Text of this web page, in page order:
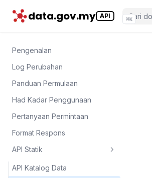
data.gov.my API ⌘K
Pengenalan
Log Perubahan
Panduan Permulaan
Had Kadar Penggunaan
Pertanyaan Permintaan
Format Respons
API Statik
API Katalog Data